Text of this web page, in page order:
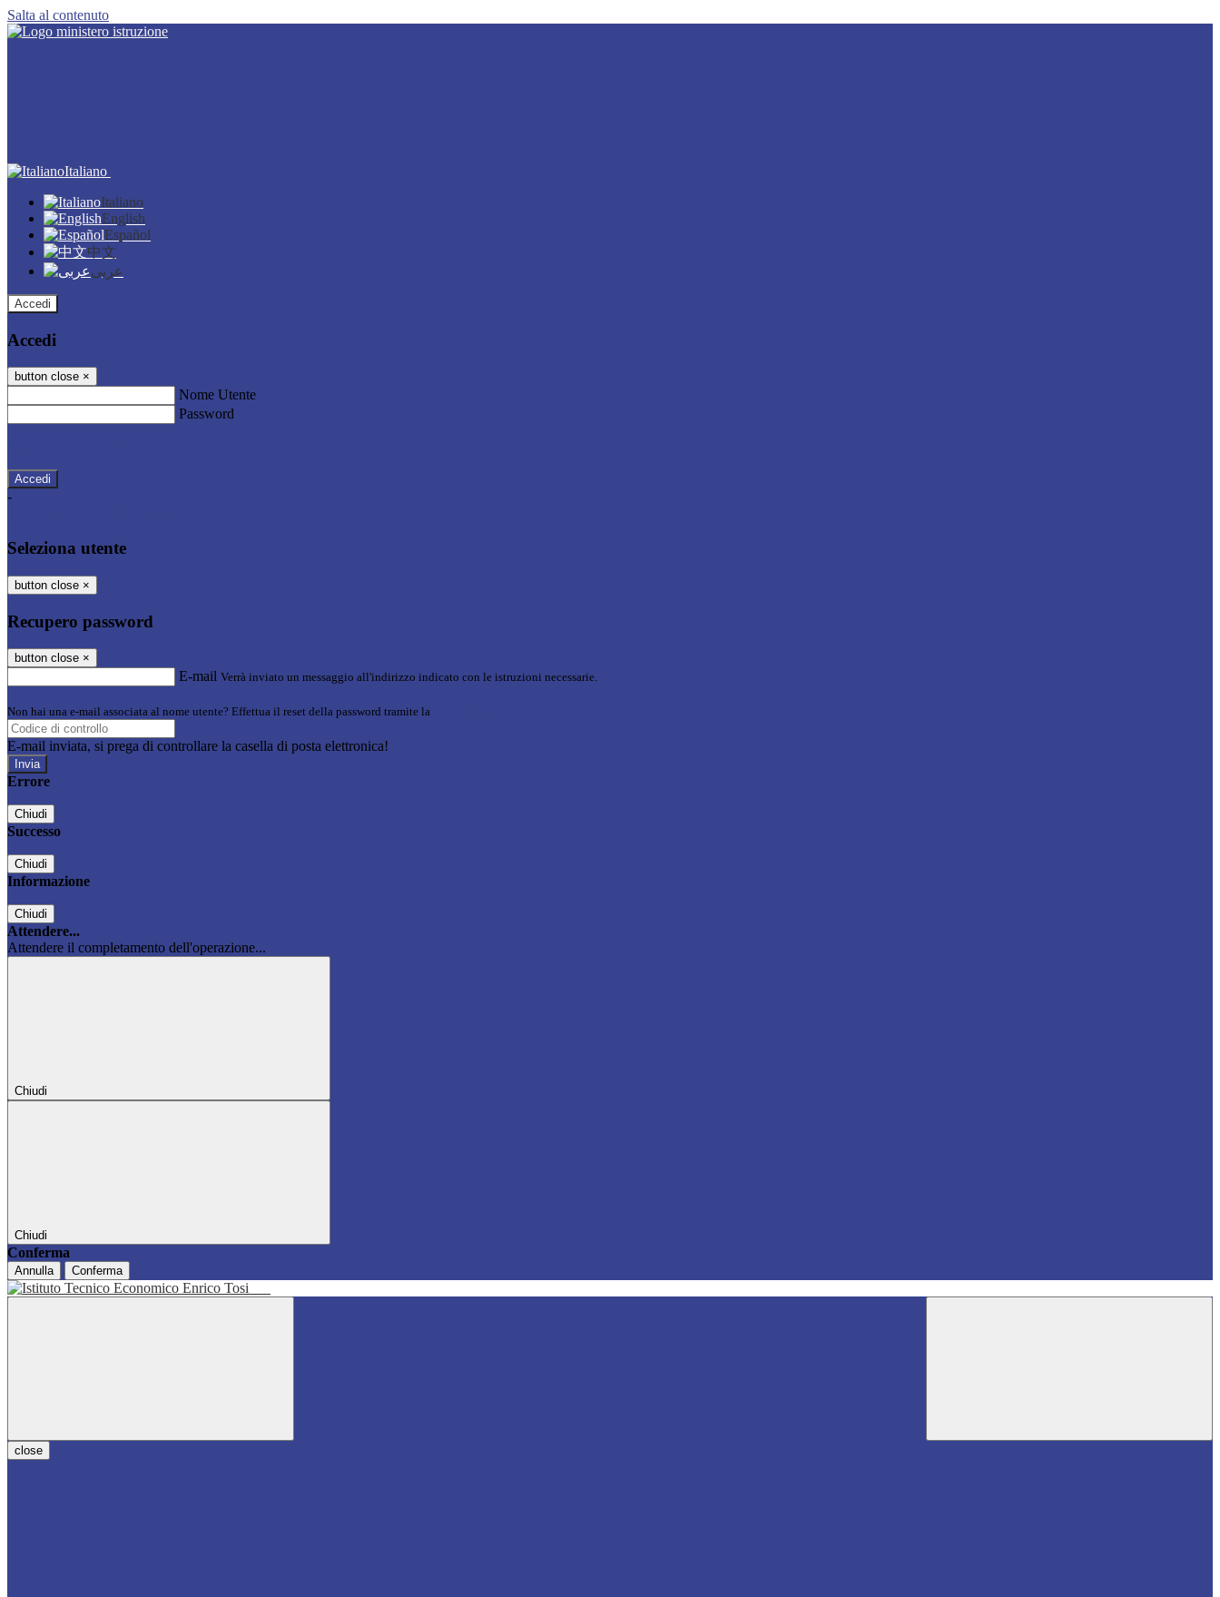
Salta al contenuto
Italiano
Italiano
English
Español
中文
عربى
Accedi
Accedi
button close ×
Nome Utente
Password
-
Seleziona utente
button close ×
Recupero password
button close ×
E-mail Verrà inviato un messaggio all'indirizzo indicato con le istruzioni necessarie.
Non hai una e-mail associata al nome utente? Effettua il reset della password tramite la
E-mail inviata, si prega di controllare la casella di posta elettronica!
Errore
Chiudi
Successo
Chiudi
Informazione
Chiudi
Attendere...
Attendere il completamento dell'operazione...
Chiudi
Chiudi
Conferma
Annulla Conferma
close